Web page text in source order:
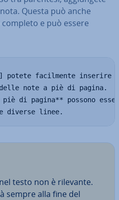
Questa può anche
e può essere
potete facilmente inserire
note a piè di pagina.
di pagina** possono
diverse linee.
testo non è rilevante.
sempre alla fine del